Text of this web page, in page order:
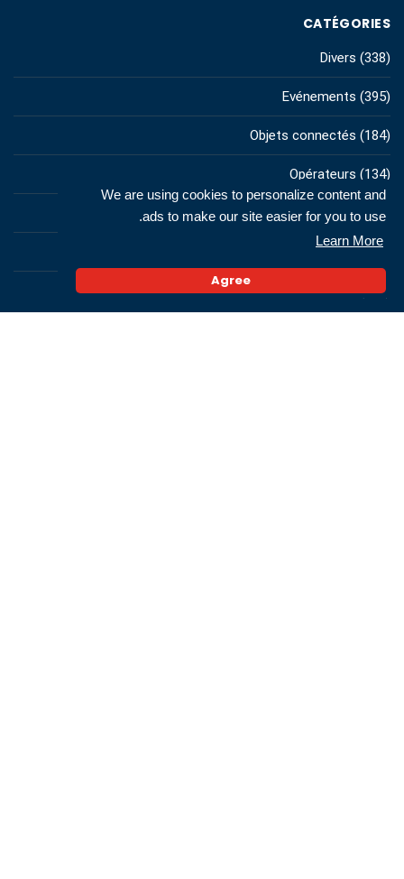
We are using cookies to personalize content and
ads to make our site easier for you to use.
Learn More
Agree
CATÉGORIES
Divers (338)
Evénements (395)
Objets connectés (184)
Opérateurs (134)
Réseaux sociaux (34)
Smartphones(307)
Web(242)